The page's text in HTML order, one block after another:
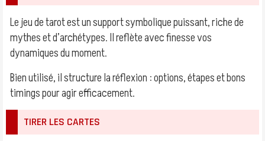
Le jeu de tarot est un support symbolique puissant, riche de
mythes et d’archétypes. Il reflète avec finesse vos
dynamiques du moment.
Bien utilisé, il structure la réflexion : options, étapes et bons
timings pour agir efficacement.
TIRER LES CARTES